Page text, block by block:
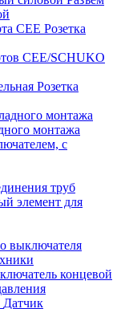
Розетка
CEE/SCHUKO
Розетка
монтажа
с
труб
элемент для
выключателя
концевой
Датчик